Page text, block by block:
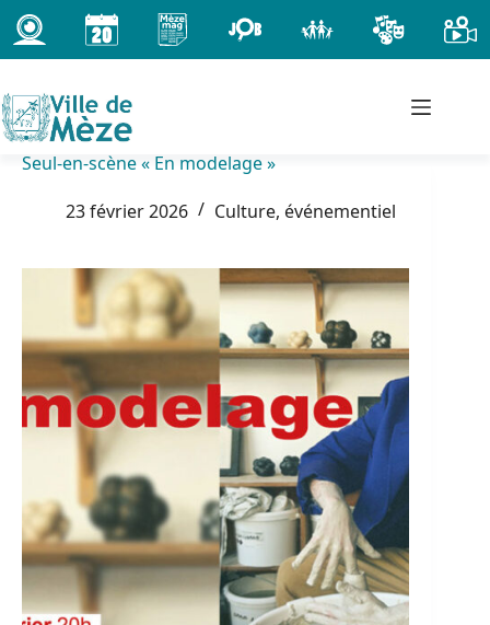
Passer
au
contenu
Seul-en-scène « En modelage »
23 février 2026
Culture, événementiel